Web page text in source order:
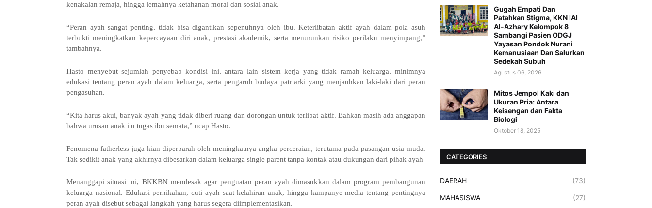
kenakalan remaja, hingga lemahnya ketahanan moral dan sosial anak.
“Peran ayah sangat penting, tidak bisa digantikan sepenuhnya oleh ibu. Keterlibatan aktif ayah dalam pola asuh
terbukti meningkatkan kepercayaan diri anak, prestasi akademik, serta menurunkan risiko perilaku menyimpang,”
tambahnya.
Hasto menyebut sejumlah penyebab kondisi ini, antara lain sistem kerja yang tidak ramah keluarga, minimnya
edukasi tentang peran ayah dalam keluarga, serta pengaruh budaya patriarki yang menjauhkan laki-laki dari peran
pengasuhan.
“Kita harus akui, banyak ayah yang tidak diberi ruang dan dorongan untuk terlibat aktif. Bahkan masih ada anggapan
bahwa urusan anak itu tugas ibu semata,” ucap Hasto.
Fenomena fatherless juga kian diperparah oleh meningkatnya angka perceraian, terutama pada pasangan usia muda.
Tak sedikit anak yang akhirnya dibesarkan dalam keluarga single parent tanpa kontak atau dukungan dari pihak ayah.
Menanggapi situasi ini, BKKBN mendesak agar penguatan peran ayah dimasukkan dalam program pembangunan
keluarga nasional. Edukasi pernikahan, cuti ayah saat kelahiran anak, hingga kampanye media tentang pentingnya
peran ayah disebut sebagai langkah yang harus segera diimplementasikan.
Gugah Empati Dan
Patahkan Stigma, KKN IAI
Al-Azhary Kelompok 8
Sambangi Pasien ODGJ
Yayasan Pondok Nurani
Kemanusiaan Dan Salurkan
Sedekah Subuh
Agustus 06, 2026
Mitos Jempol Kaki dan
Ukuran Pria: Antara
Keisengan dan Fakta
Biologi
Oktober 18, 2025
CATEGORIES
DAERAH (73)
MAHASISWA (27)